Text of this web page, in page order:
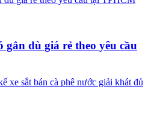
gắn dù giá rẻ theo yêu cầu